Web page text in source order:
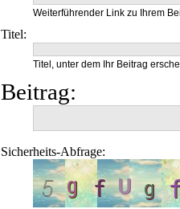
Weiterführender Link zu Ihrem
Titel:
Titel, unter dem Ihr Beitrag
Beitrag:
Sicherheits-Abfrage: